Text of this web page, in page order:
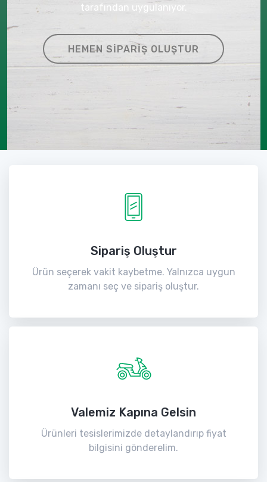
tarafından uygulanıyor.
HEMEN SIPARIŞ OLUŞTUR
Sipariş Oluştur
Ürün seçerek vakit kaybetme. Yalnızca uygun
zamanı seç ve sipariş oluştur.
Valemiz Kapına Gelsin
Ürünleri tesislerimizde detaylandırıp fiyat
bilgisini gönderelim.